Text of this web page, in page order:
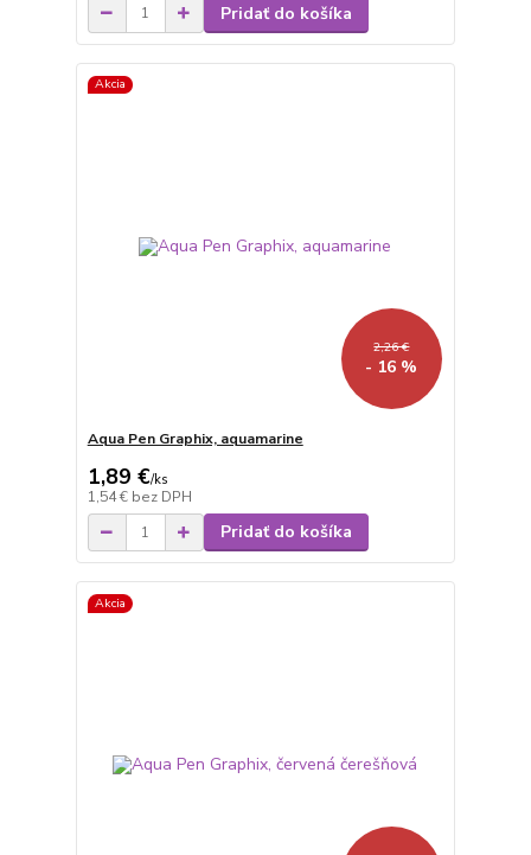
Pridať do košíka
Akcia
2,26 €
- 16 %
Aqua Pen Graphix, aquamarine
1,89 €/ks
1,54 € bez DPH
Pridať do košíka
Akcia